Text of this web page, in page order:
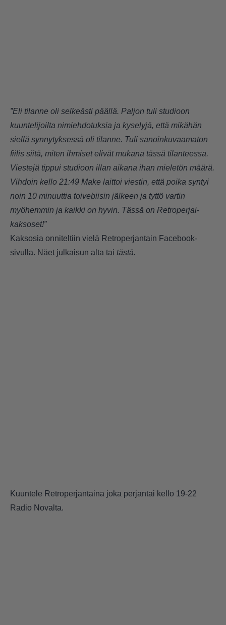
”Eli tilanne oli selkeästi päällä. Paljon tuli studioon
kuuntelijoilta nimiehdotuksia ja kyselyjä, että mikähän
siellä synnytyksessä oli tilanne. Tuli sanoinkuvaamaton
fiilis siitä, miten ihmiset elivät mukana tässä tilanteessa.
Viestejä tippui studioon illan aikana ihan mieletön määrä.
Vihdoin kello 21:49 Make laittoi viestin, että poika syntyi
noin 10 minuuttia toivebiisin jälkeen ja tyttö vartin
myöhemmin ja kaikki on hyvin. Tässä on Retroperjai-
kaksoset!”
Kaksosia onniteltiin vielä Retroperjantain Facebook-
sivulla. Näet julkaisun alta tai tästä.
Kuuntele Retroperjantaina joka perjantai kello 19-22
Radio Novalta.